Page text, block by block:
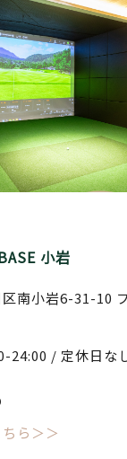
小岩
南小岩6-31-10
24:00 / 定休日な
ら＞＞